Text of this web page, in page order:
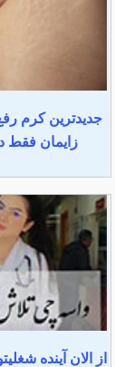
جدیدترین کرم
زایمان فقط در 3
از الان آینده